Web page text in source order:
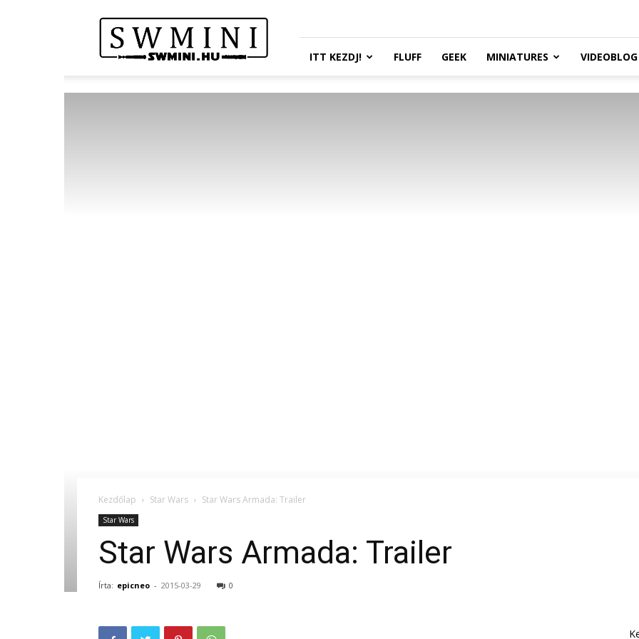
Wars
Miniatures
Portál
ITT KEZDJ! FLUFF GEEK MINIATURES VIDEOBLOG
Kezdőlap Star Wars Star Wars Armada: Trailer
Star Wars
Star Wars Armada: Trailer
Írta: epicneo - 2015-03-29 0